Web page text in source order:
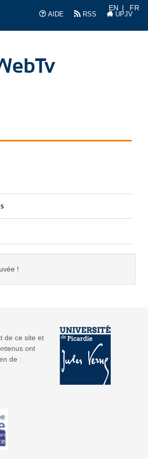
AIDE
RSS UPJV
EN FR
!
de ce site et
ont
de :